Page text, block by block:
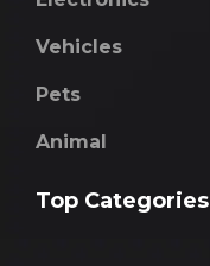
Vehicles
Pets
Animal
Top Categories